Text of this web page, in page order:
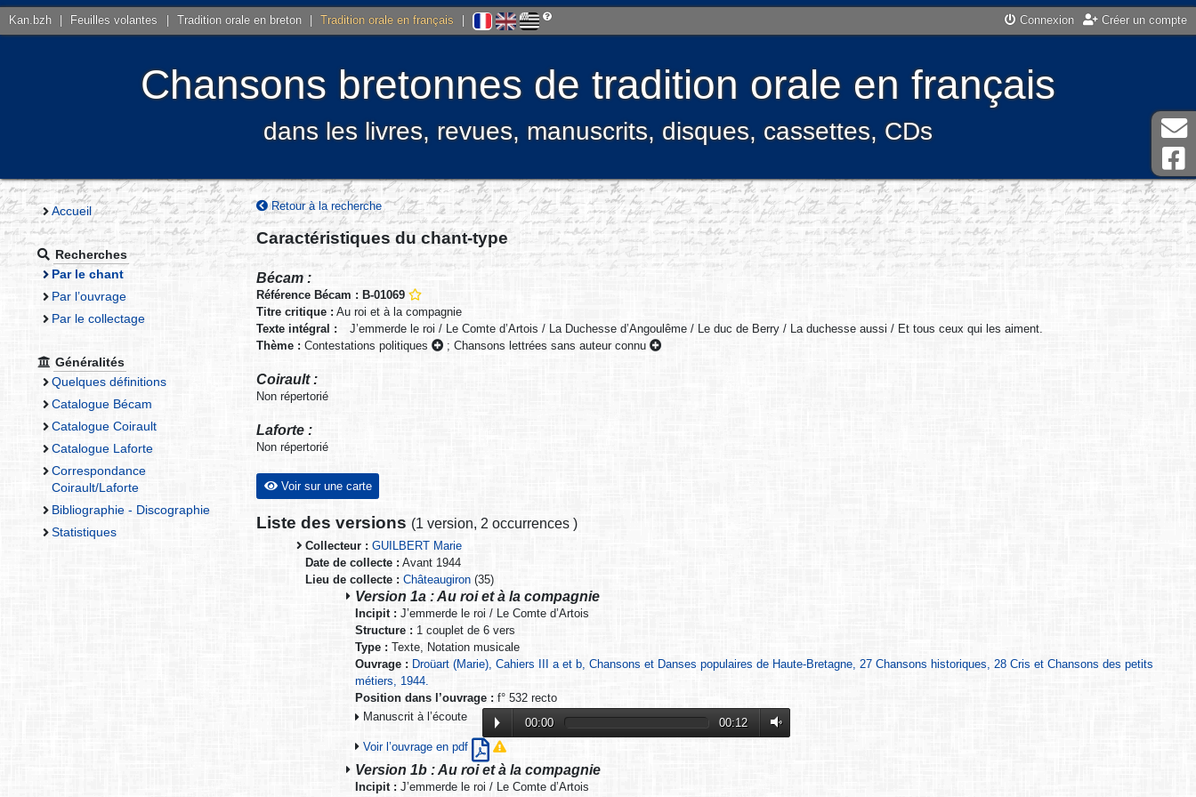
Kan.bzh Feuilles volantes Tradition orale en breton Tradition orale en français Connexion Créer un compte
Chansons bretonnes de tradition orale en français
dans les livres, revues, manuscrits, disques, cassettes, CDs
Accueil
Recherches
Par le chant
Par l’ouvrage
Par le collectage
Généralités
Quelques définitions
Catalogue Bécam
Catalogue Coirault
Catalogue Laforte
Correspondance
Coirault/Laforte
Bibliographie - Discographie
Statistiques
Retour à la recherche
Caractéristiques du chant-type
Bécam :
Référence Bécam : B-01069
Titre critique : Au roi et à la compagnie
Texte intégral :
J’emmerde le roi / Le Comte d’Artois / La Duchesse d’Angoulême / Le duc de Berry / La duchesse aussi / Et tous ceux qui les aiment.
Thème : Contestations politiques ; Chansons lettrées sans auteur connu
Coirault :
Non répertorié
Laforte :
Non répertorié
Voir sur une carte
Liste des versions (1 version, 2 occurrences )
Collecteur : GUILBERT Marie
Date de collecte : Avant 1944
Lieu de collecte : Châteaugiron (35)
Version 1a : Au roi et à la compagnie
Incipit : J’emmerde le roi / Le Comte d’Artois
Structure :1 couplet de 6 vers
Type :Texte, Notation musicale
Ouvrage : Droüart (Marie), Cahiers III a et b, Chansons et Danses populaires de Haute-Bretagne, 27 Chansons historiques, 28 Cris et Chansons des petits
métiers, 1944.
Position dans l’ouvrage : f° 532 recto
Manuscrit à l’écoute
00:00
00:12
Voir l’ouvrage en pdf
Version 1b : Au roi et à la compagnie
Incipit : J’emmerde le roi / Le Comte d’Artois